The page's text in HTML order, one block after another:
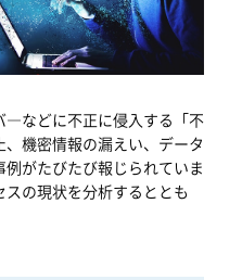
―などに不正に侵入する「不
機密情報の漏えい、データ
がたびたび報じられていま
の現状を分析するととも